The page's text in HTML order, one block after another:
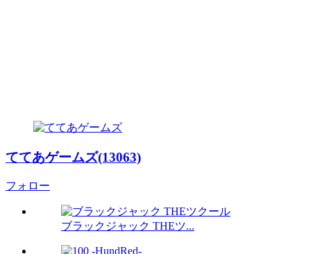
ててあゲームズ(13063)
フォロー
ブラックジャック THEツ...